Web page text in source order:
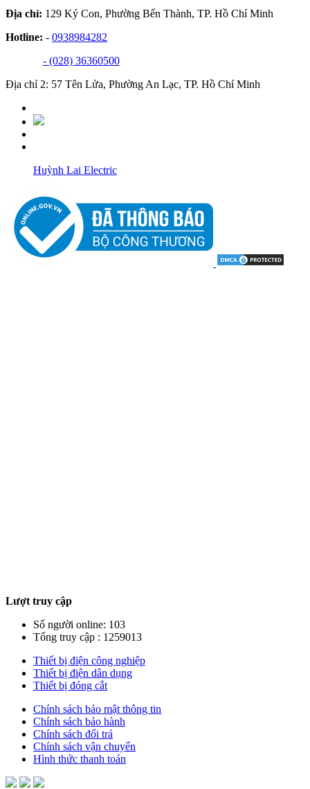
Địa chỉ: 129 Ký Con, Phường Bến Thành, TP. Hồ Chí Minh
Hotline: - 0938984282
- (028) 36360500
Địa chỉ 2: 57 Tên Lửa, Phường An Lạc, TP. Hồ Chí Minh
Huỳnh Lai Electric
Lượt truy cập
Số người online: 103
Tổng truy cập : 1259013
Thiết bị điện công nghiệp
Thiết bị điện dân dụng
Thiết bị đóng cắt
Chính sách bảo mật thông tin
Chính sách bảo hành
Chính sách đổi trả
Chính sách vận chuyển
Hình thức thanh toán